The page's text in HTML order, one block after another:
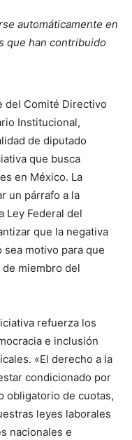
automáticamente en
que han contribuido
del Comité Directivo
Institucional,
de diputado
que busca
en México. La
un párrafo a la
Ley Federal del
que la negativa
motivo para que
miembro del
refuerza los
e inclusión
«El derecho a la
condicionado por
obligatorio de cuotas,
leyes laborales
nacionales e